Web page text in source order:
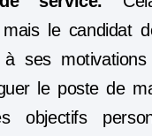
le candidat
à ses motivations
le poste de
objectifs